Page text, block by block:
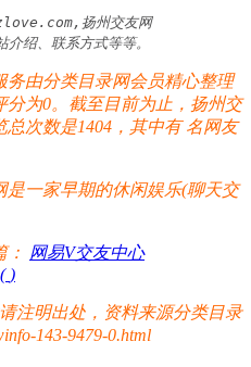
扬州交友网
绍、联系方式等等。
由分类目录网会员精心整理
分为0。截至目前为止，扬州交
次数是1404，其中有名网友
一家早期的休闲娱乐(聊天交
： 网易V交友中心
( )
注明出处，资料来源分类目录
143-9479-0.html